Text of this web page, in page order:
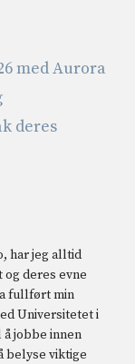
med Aurora
deres
har jeg alltid
deres evne
fullført min
Universitetet i
jobbe innen
belyse viktige